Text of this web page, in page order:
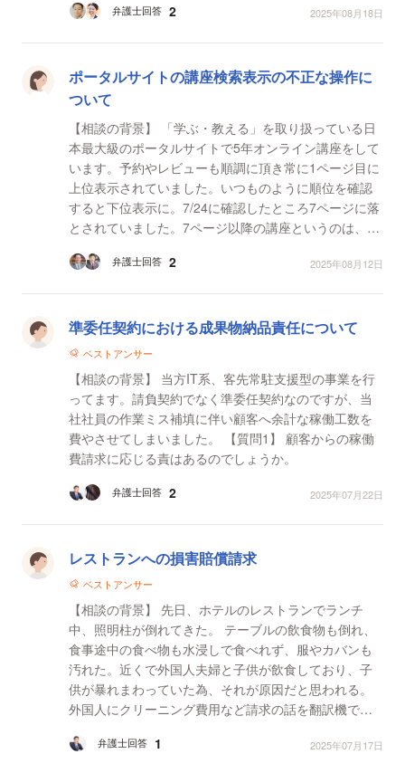
弁護士回答 2 2025年08月18日
ポータルサイトの講座検索表示の不正な操作に
ついて
【相談の背景】 「学ぶ・教える」を取り扱っている日
本最大級のポータルサイトで5年オンライン講座をして
います。予約やレビューも順調に頂き常に1ページ目に
上位表示されていました。いつものように順位を確認
すると下位表示に。7/24に確認したところ7ページに落
とされていました。7ページ以降の講座というのは、開
約が...
弁護士回答 2 2025年08月12日
準委任契約における成果物納品責任について
ベストアンサー
【相談の背景】 当方IT系、客先常駐支援型の事業を行
ってます。請負契約でなく準委任契約なのですが、当
社社員の作業ミス補填に伴い顧客へ余計な稼働工数を
費やさせてしまいました。 【質問1】 顧客からの稼働
費請求に応じる責はあるのでしょうか。
弁護士回答 2 2025年07月22日
レストランへの損害賠償請求
ベストアンサー
【相談の背景】 先日、ホテルのレストランでランチ
中、照明柱が倒れてきた。 テーブルの飲食物も倒れ、
食事途中の食べ物も水浸しで食べれず、服やカバンも
汚れた。近くで外国人夫婦と子供が飲食しており、子
供が暴れまわっていた為、それが原因だと思われる。
外国人にクリーニング費用など請求の話を翻訳機でし
もお客様...
弁護士回答 1 2025年07月17日